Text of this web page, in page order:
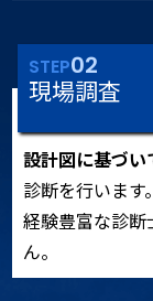
STEP02
現場調査
設計図に基づい
診断を行います。
経験豊富な診
ん。